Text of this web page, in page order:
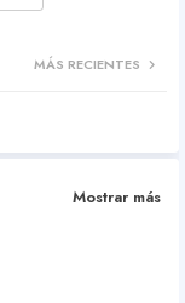
MÁS RECIENTES
Mostrar más